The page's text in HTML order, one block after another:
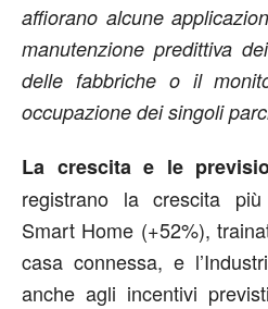
affiorano alcune
manutenzione predittiva
delle fabbriche o il
occupazione dei singoli
La crescita e le
registrano la crescita
Smart Home (+52%),
casa connessa, e
anche agli incentivi